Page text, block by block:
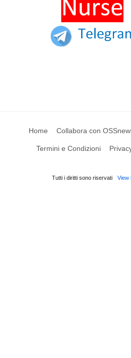
Home Collabora con
Termini e Condizioni
Tutti i diritti sono riservati View